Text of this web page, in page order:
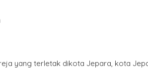
yang terletak dikota Jepara, kota